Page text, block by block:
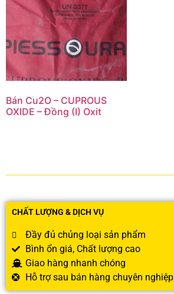
Bán Cu2O – CUPROUS
OXIDE – Đồng (I) Oxit
CHẤT LƯỢNG & DỊCH VỤ
Đầy đủ chủng loại sản phẩm
Bình ổn giá, Chất lượng cao
Giao hàng nhanh chóng
Hỗ trợ sau bán hàng chuyên nghiệp